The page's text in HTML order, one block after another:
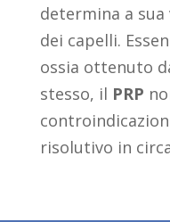
determina a
dei capelli.
ossia ottenuto
stesso, il PRP
risolutivo in